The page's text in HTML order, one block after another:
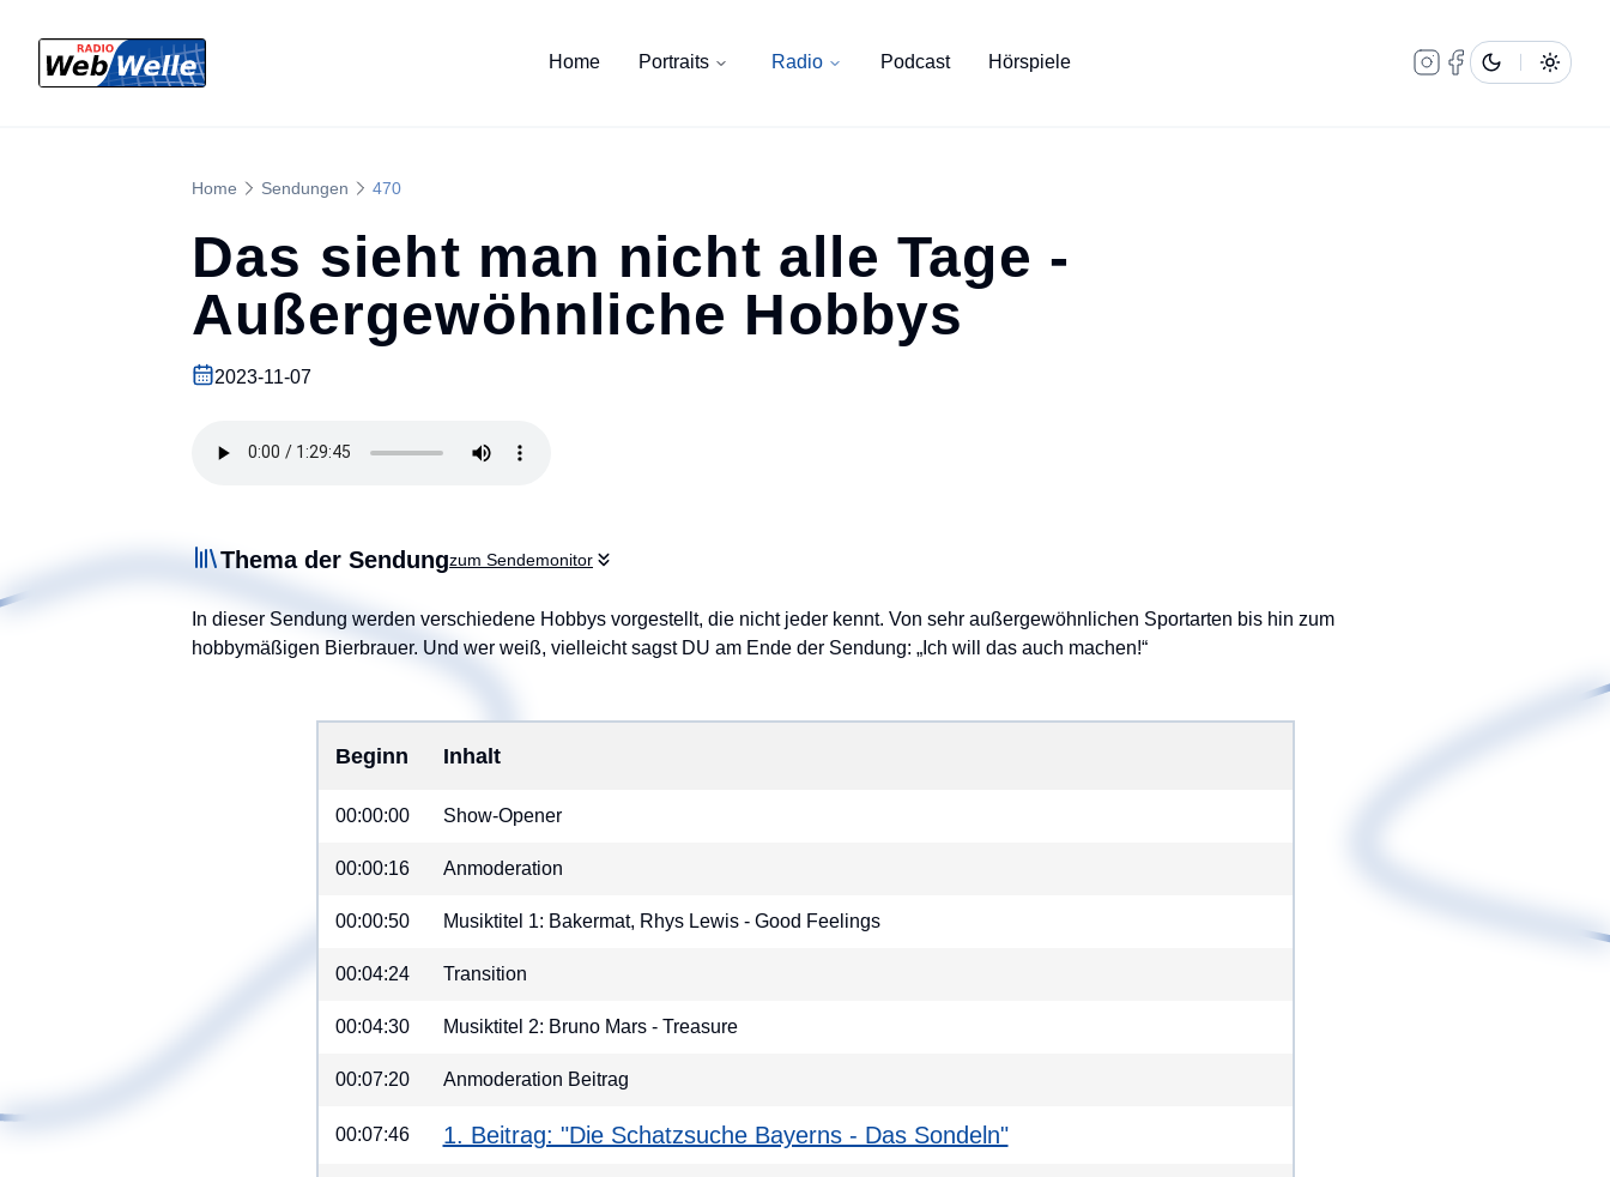
Home Portraits Radio Podcast Hörspiele
Home Sendungen 470
Das sieht man nicht alle Tage -
Außergewöhnliche Hobbys
2023-11-07
Thema der Sendungzum Sendemonitor
In dieser Sendung werden verschiedene Hobbys vorgestellt, die nicht jeder kennt. Von sehr außergewöhnlichen Sportarten bis hin zum
hobbymäßigen Bierbrauer. Und wer weiß, vielleicht sagst DU am Ende der Sendung: „Ich will das auch machen!“
Beginn Inhalt
00:00:00 Show-Opener
00:00:16 Anmoderation
00:00:50 Musiktitel 1: Bakermat, Rhys Lewis - Good Feelings
00:04:24 Transition
00:04:30 Musiktitel 2: Bruno Mars - Treasure
00:07:20 Anmoderation Beitrag
00:07:46 1. Beitrag: "Die Schatzsuche Bayerns - Das Sondeln"